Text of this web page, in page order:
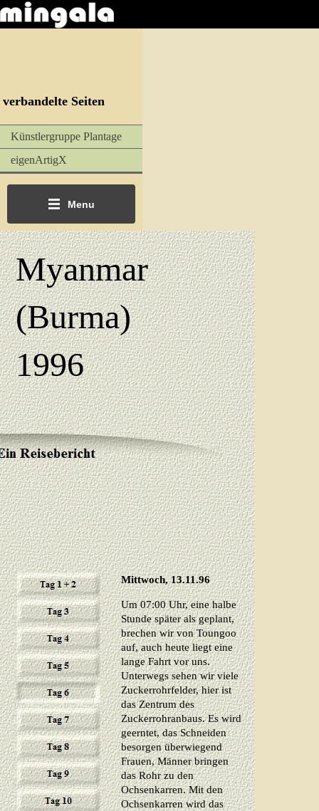
verbandelte Seiten
Künstlergruppe Plantage
eigenArtigX
Menu
Myanmar
(Burma)
1996
Mittwoch, 13.11.96
Um 07:00 Uhr, eine halbe
Stunde später als geplant,
brechen wir von Toungoo
auf, auch heute liegt eine
lange Fahrt vor uns.
Unterwegs sehen wir viele
Zuckerrohrfelder, hier ist
das Zentrum des
Zuckerrohranbaus. Es wird
geerntet, das Schneiden
besorgen überwiegend
Frauen, Männer bringen
das Rohr zu den
Ochsenkarren. Mit den
Ochsenkarren wird das